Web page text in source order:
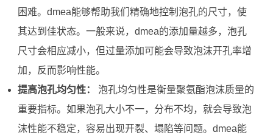
困难。dmea能够帮助我们精确地控制泡孔的尺寸，使
其达到佳状态。一般来说，dmea的添加量越多，泡孔
尺寸会相应减小，但过量添加可能会导致泡沫开孔率增
加，反而影响性能。
提高泡孔均匀性：
泡孔均匀性是衡量聚氨酯泡沫质量的
重要指标。如果泡孔大小不一，分布不均，就会导致泡
沫性能不稳定，容易出现开裂、塌陷等问题。dmea能